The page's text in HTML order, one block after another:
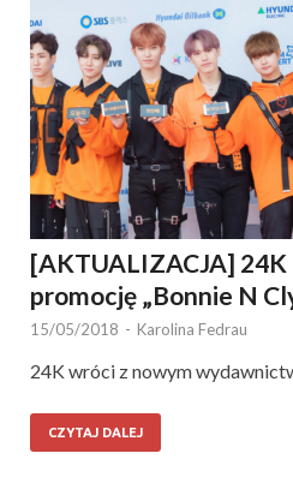
[AKTUALIZACJA] 24K
promocję „Bonnie N
15/05/2018 - Karolina Fedrau
24K wróci z nowym
CZYTAJ DALEJ